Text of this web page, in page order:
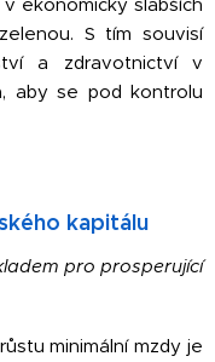
S tím souvisí
a zdravotnictví v
aby se pod kontrolu
kapitálu
pro prosperující
minimální mzdy je